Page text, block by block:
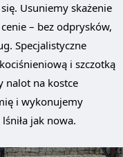
Usuniemy skażenie
– bez odprysków,
Specjalistyczne
i szczotką
nalot na kostce
i wykonujemy
jak nowa.